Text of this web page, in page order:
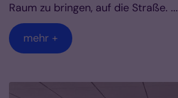
Raum zu bringen, auf die Straße. ...
mehr +